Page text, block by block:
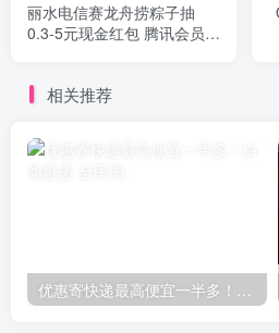
丽水电信赛龙舟捞粽子抽
0.3-5元现金红包 腾讯会员7-
相关推荐
优惠寄快递最高便宜一半多！白鸽惠递